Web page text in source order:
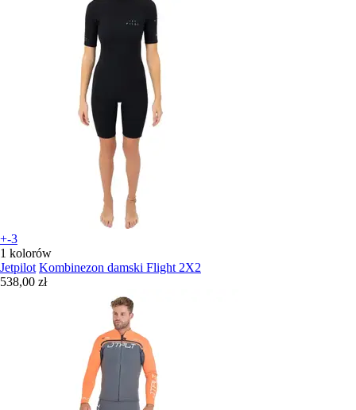
+-3
1 kolorów
Jetpilot Kombinezon damski Flight 2X2
538,00 zł